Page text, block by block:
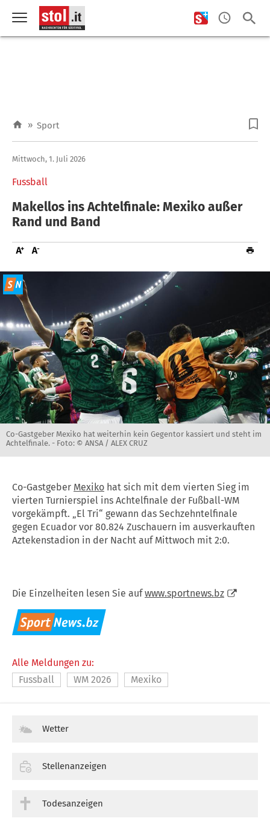
» Sport
Fussball
Mittwoch, 1. Juli 2026
Makellos ins Achtelfinale: Mexiko außer
Rand und Band
Co-Gastgeber Mexiko hat weiterhin kein Gegentor kassiert und steht im
Achtelfinale. - Foto: © ANSA / ALEX CRUZ
Co-Gastgeber Mexiko hat sich mit dem vierten Sieg im
vierten Turnierspiel ins Achtelfinale der Fußball-WM
vorgekämpft. „El Tri“ gewann das Sechzehntelfinale
gegen Ecuador vor 80.824 Zuschauern im ausverkauften
Aztekenstadion in der Nacht auf Mittwoch mit 2:0.
Die Einzelheiten lesen Sie aufwww.sportnews.bz
Alle Meldungen zu:
Fussball
WM 2026 Mexiko
Wetter
Stellenanzeigen
Todesanzeigen